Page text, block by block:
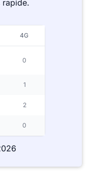
rapide.
4G
0
1
2
0